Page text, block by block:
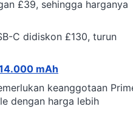
£39, sehingga harganya
C didiskon £130, turun
mAh
keanggotaan
dengan harga lebih